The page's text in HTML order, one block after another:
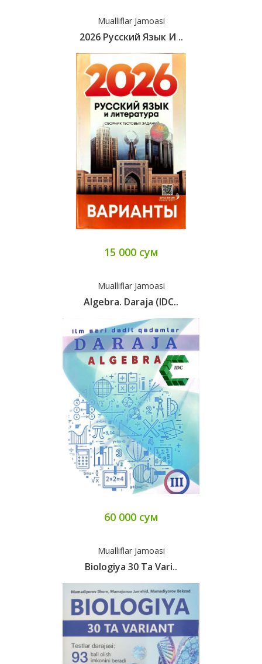
Mualliflar Jamoasi
2026 Русский Язык И ..
15 000 сум
Mualliflar Jamoasi
Algebra. Daraja (IDC..
60 000 сум
Mualliflar Jamoasi
Biologiya 30 Ta Vari..